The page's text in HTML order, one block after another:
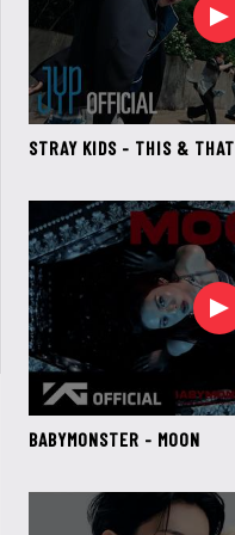
STRAY KIDS - THIS & THAT
BABYMONSTER - MOON